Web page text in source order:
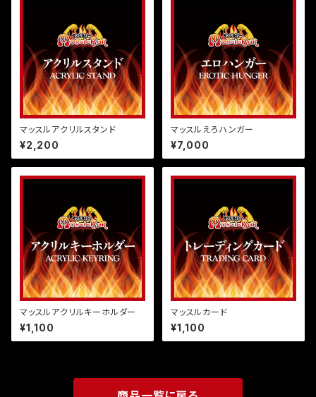
マッスルアクリルスタンド
¥2,200
マッスルえろハンガー
¥7,000
マッスルアクリルキーホルダー
¥1,100
マッスルカード
¥1,100